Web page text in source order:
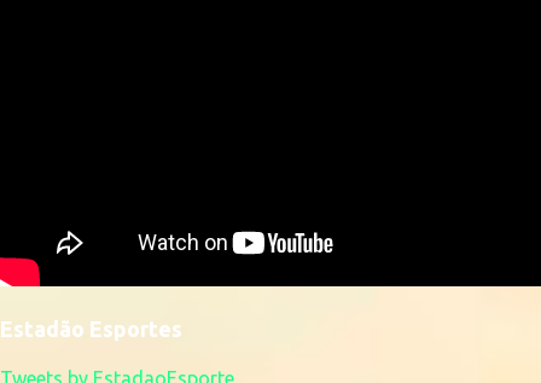
Estadão Esportes
Tweets by EstadaoEsporte